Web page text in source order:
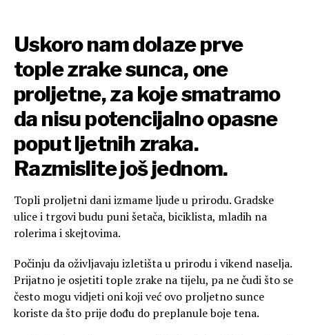
Uskoro nam dolaze prve
tople zrake sunca, one
proljetne, za koje smatramo
da nisu potencijalno opasne
poput ljetnih zraka.
Razmislite još jednom.
Topli proljetni dani izmame ljude u prirodu. Gradske
ulice i trgovi budu puni šetača, biciklista, mladih na
rolerima i skejtovima.
Počinju da oživljavaju izletišta u prirodu i vikend naselja.
Prijatno je osjetiti tople zrake na tijelu, pa ne čudi što se
često mogu vidjeti oni koji već ovo proljetno sunce
koriste da što prije dođu do preplanule boje tena.